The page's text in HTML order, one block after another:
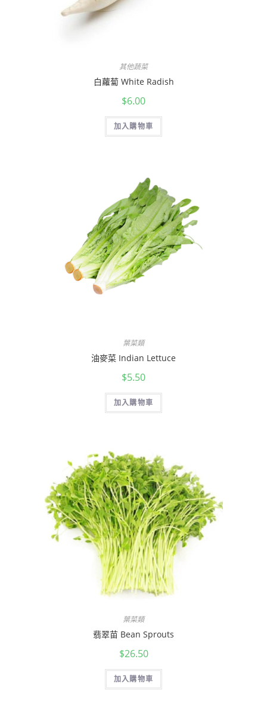
其他蔬菜
白蘿蔔 White Radish
$6.00
加入購物車
葉菜類
油麥菜 Indian Lettuce
$5.50
加入購物車
葉菜類
翡翠苗 Bean Sprouts
$26.50
加入購物車